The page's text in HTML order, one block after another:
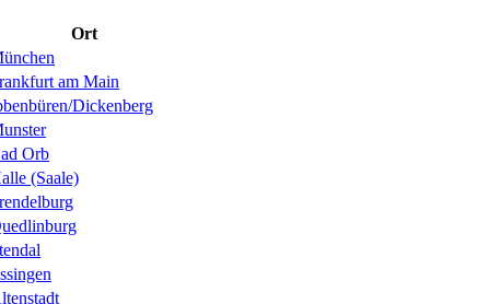
Ort
am Main
Dickenberg
Orb
(Saale)